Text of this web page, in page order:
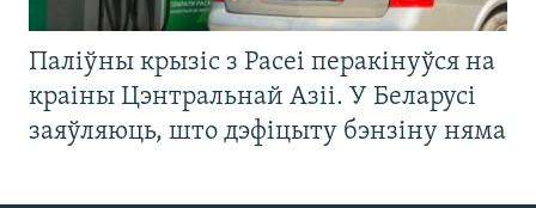
Паліўны крызіс з Расеі перакінуўся на
краіны Цэнтральнай Азіі. У Беларусі
заяўляюць, што дэфіцыту бэнзіну няма